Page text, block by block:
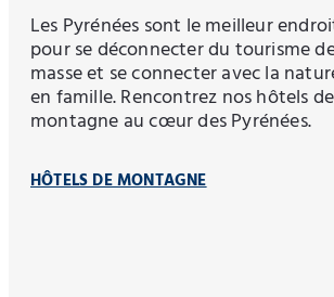
Les Pyrénées sont le meilleur
pour se déconnecter du tourisme
masse et se connecter avec la
en famille. Rencontrez nos hôtels de
montagne au cœur des Pyrénées.
HÔTELS DE MONTAGNE